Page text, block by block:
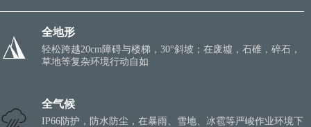
全地形
轻松跨越20cm障碍与楼梯，30°斜坡；在废墟，石碓，碎石，
草地等复杂环境行动自如
全气候
IP66防护，防水防尘，在暴雨、雪地、冰雹等严峻作业环境下